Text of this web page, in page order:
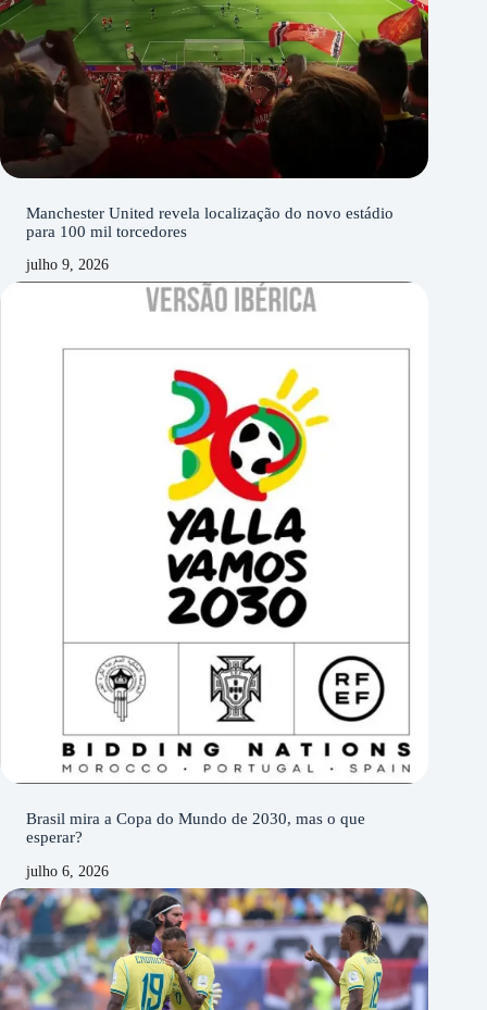
Manchester United revela localização do novo estádio
para 100 mil torcedores
julho 9, 2026
Brasil mira a Copa do Mundo de 2030, mas o que
esperar?
julho 6, 2026